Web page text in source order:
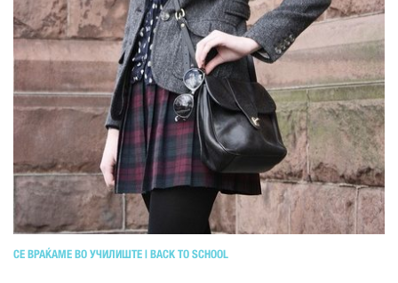
СЕ ВРАЌАМЕ ВО УЧИЛИШТЕ | BACK TO SCHOOL